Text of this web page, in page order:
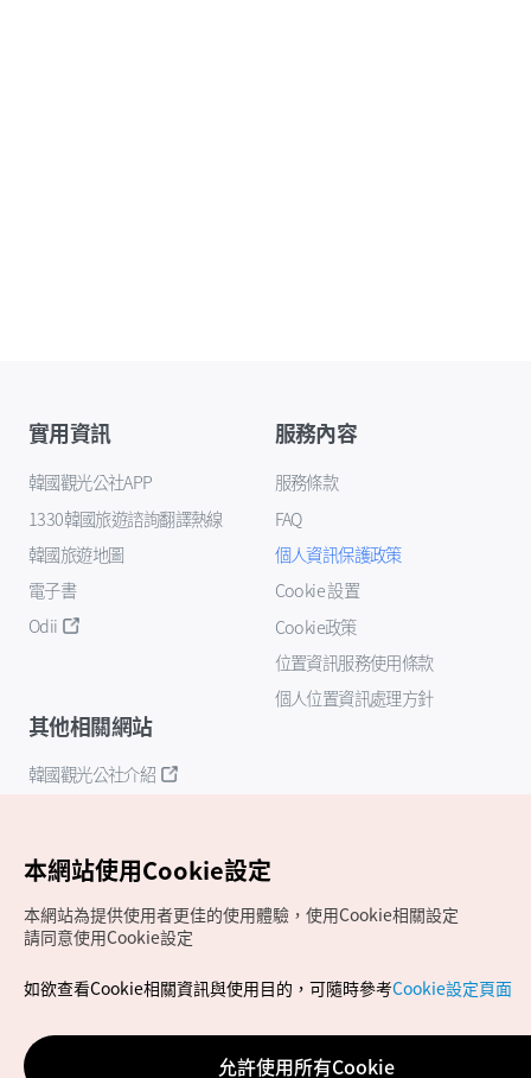
實用資訊
韓國觀光公社APP
1330韓國旅遊諮詢翻譯熱線
韓國旅遊地圖
電子書
Odii
服務內容
服務條款
FAQ
個人資訊保護政策
Cookie 設置
Cookie政策
位置資訊服務使用條款
個人位置資訊處理方針
其他相關網站
韓國觀光公社介紹
Copyrights (c) 韓國觀光公社版權所有
如有相關疑問或建議，歡迎來信至官方信箱
chinese_big5@knto.or.kr
本網站使用Cookie設定
本網站為提供使用者更佳的使用體驗，使用Cookie相關設定
請同意使用Cookie設定
如欲查看Cookie相關資訊與使用目的，可隨時參考Cookie設定頁面
允許使用所有Cookie